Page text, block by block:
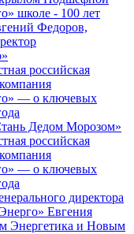
школе - 100 лет
Федоров,
российская
— о ключевых
Дедом Морозом»
российская
— о ключевых
директора
Евгения
Энергетика и Новым